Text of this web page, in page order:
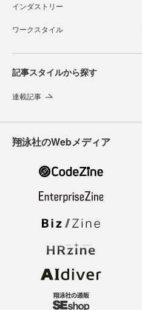
インダストリー
ワークスタイル
記事スタイルから探す
連載記事
翔泳社のWebメディア